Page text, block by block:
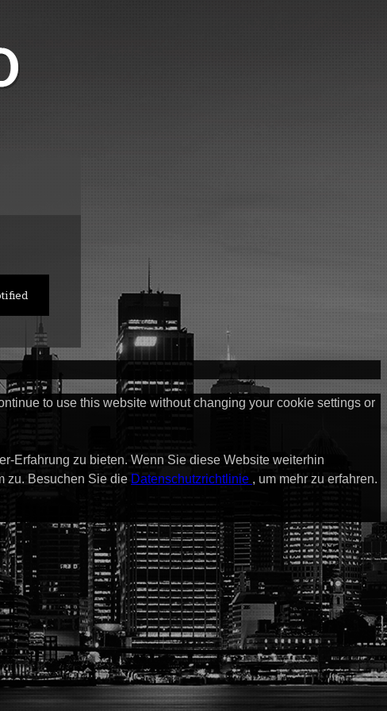
to use this website without changing your cookie settings or
Erfahrung zu bieten. Wenn Sie diese Website weiterhin
zu. Besuchen Sie die Datenschutzrichtlinie , um mehr zu erfahren.